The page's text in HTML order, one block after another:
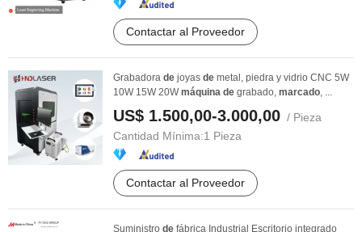
Contactar al Proveedor
Grabadora de joyas de metal, piedra y vidrio CNC 5W
10W 15W 20Wmáquina de grabado, marcado, ...
US$ 1.500,00-3.000,00 / Pieza
Cantidad Mínima:1 Pieza
Contactar al Proveedor
Suministro de fábrica Industrial Escritorio integrado